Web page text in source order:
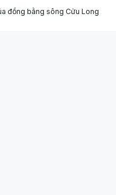
đồng bằng sông Cửu Long